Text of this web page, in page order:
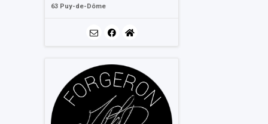
63 Puy-de-Dôme